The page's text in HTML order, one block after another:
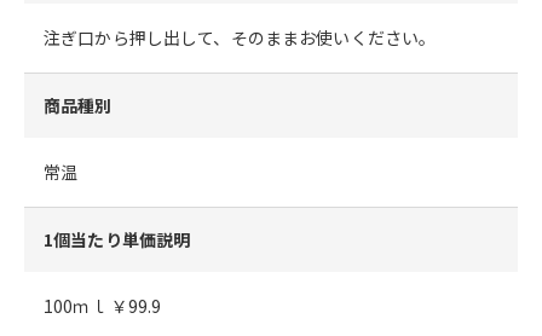
注ぎ口から押し出して、そのままお使いください。
商品種別
常温
1個当たり単価説明
100ｍｌ ￥99.9